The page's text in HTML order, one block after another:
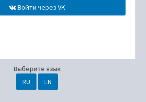
Войти через VK
Выберите язык